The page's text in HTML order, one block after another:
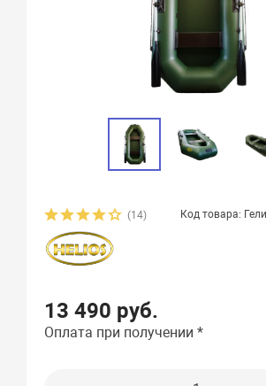
(14) Код товара:
13 490 руб.
Оплата при получении *